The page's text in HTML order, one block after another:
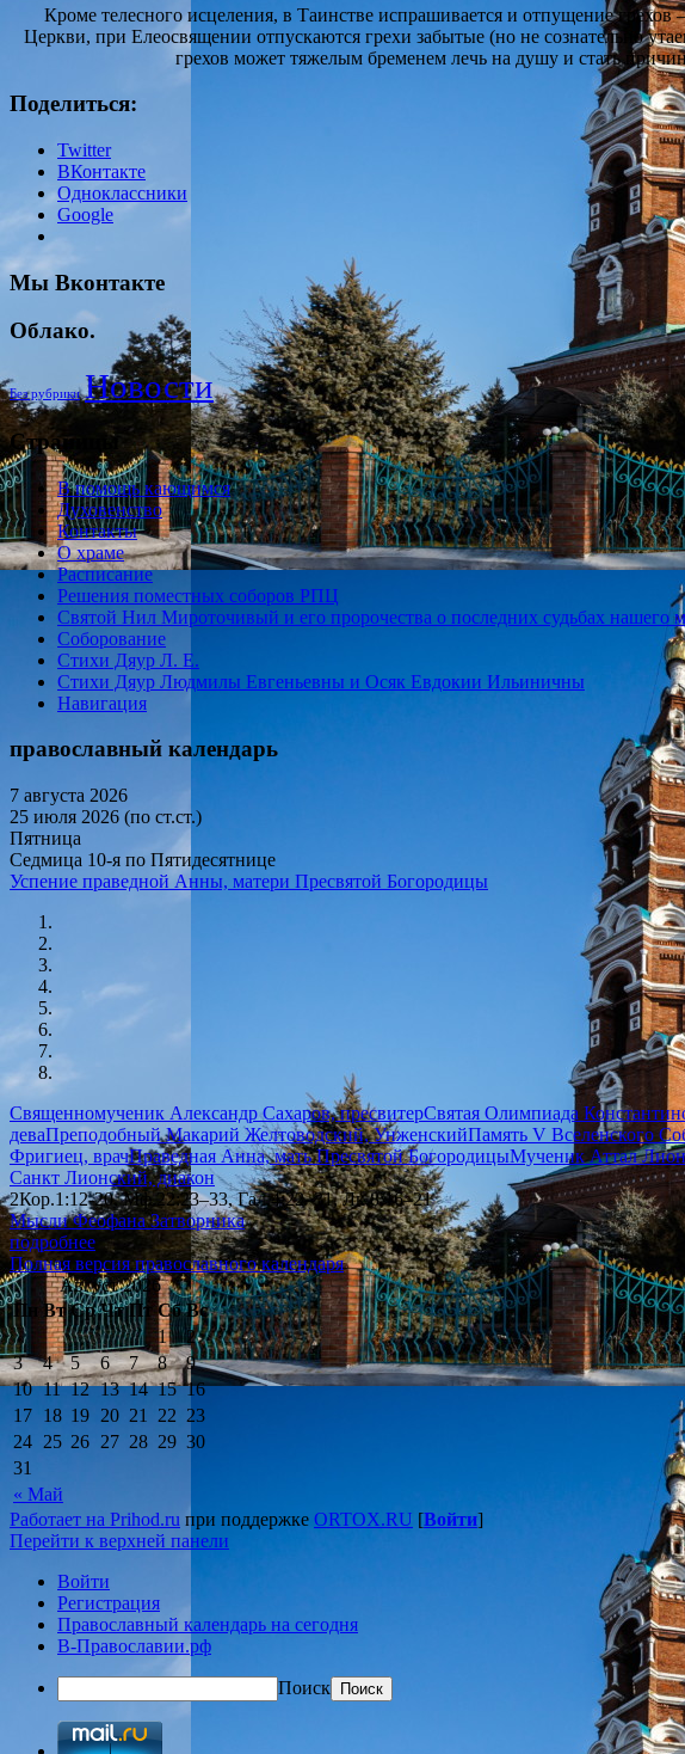
Кроме телесного исцеления, в Таинстве испрашивается и отпущение
Церкви, при Елеосвящении отпускаются грехи забытые (но не сознательно
грехов может тяжелым бременем лечь на душу и стать
Поделиться:
Twitter
ВКонтакте
Одноклассники
Google
Мы Вконтакте
Облако.
Без рубрики Новости
Страницы
В помощь кающимся
Духовенство
Контакты
О храме
Расписание
Решения поместных соборов РПЦ
Святой Нил Мироточивый и его пророчества о последних судьбах нашего
Соборование
Стихи Дяур Л. Е.
Стихи Дяур Людмилы Евгеньевны и Осяк Евдокии Ильиничны
Навигация
православный календарь
7 августа 2026
25 июля 2026 (по ст.ст.)
Пятница
Седмица 10-я по Пятидесятнице
Успение праведной Анны, матери Пресвятой Богородицы
Священномученик Александр Сахаров, пресвитерСвятая Олимпиада
деваПреподобный Макарий Желтоводский, УнженскийПамять V Вселенского
Фригиец, врачПраведная Анна, мать Пресвятой БогородицыМученик Аттал
Санкт Лионский, диакон
2Кор.1:12-20, Мф.22:23–33, Гал.4:22–31, Лк.8:16–21
Мысли Феофана Затворника
подробнее
Полная версия православного календаря
Август 2026
Пн
Вт Ср Чт Пт Сб Вс
« Май
1
2
3
4 5 6 7 8
9
10 11 12 13 14 15 16
17 18 19 20 21 22 23
24 25 26 27 28 29 30
31
Работает на Prihod.ru при поддержке ORTOX.RU [Войти]
Перейти к верхней панели
Войти
Регистрация
Православный календарь на сегодня
В-Православии.рф
Поиск